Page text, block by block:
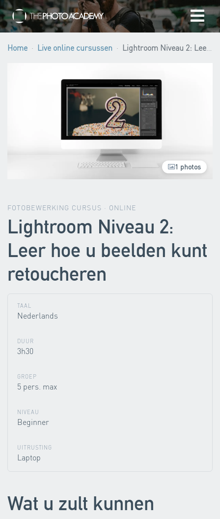
Home
Cadeaubonnen
Mijn winkelmandje
/EUR
Home Live online cursussen Lightroom Niveau 2: Leer hoe u beelden kunt retoucheren
1 photos
FOTOBEWERKING CURSUS · ONLINE
Lightroom Niveau 2:
Leer hoe u beelden kunt
retoucheren
TAAL
Nederlands
DUUR
3h30
GROEP
5 pers. max
NIVEAU
Beginner
UITRUSTING
Laptop
Wat u zult kunnen